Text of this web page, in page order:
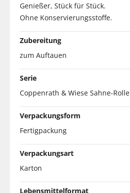
Genießer, Stück für Stück.
Ohne Konservierungsstoffe.
Zubereitung
zum Auftauen
Serie
Coppenrath & Wiese Sahne-Rolle
Verpackungsform
Fertigpackung
Verpackungsart
Karton
Lebensmittelformat